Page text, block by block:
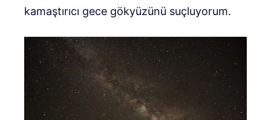
kamaştırıcı gece gökyüzünü suçluyorum.